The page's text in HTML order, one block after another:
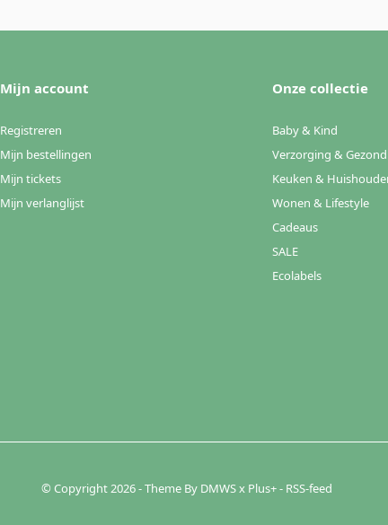
Mijn account
Registreren
Mijn bestellingen
Mijn tickets
Mijn verlanglijst
Onze collectie
Baby & Kind
Verzorging &
Keuken &
Wonen & Lifestyle
Cadeaus
SALE
Ecolabels
© Copyright 2026- Theme By DMWSx Plus+- RSS-feed